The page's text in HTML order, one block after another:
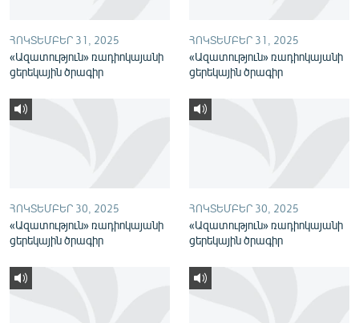
ՀԵՏԵՎԵՔ ՄԵԶ
ՀՈԿՏԵՄԲԵՐ 31, 2025
«Ազատություն» ռադիոկայանի
ցերեկային ծրագիր
ՀՈԿՏԵՄԲԵՐ 31, 2025
«Ազատություն» ռադիոկայանի
ցերեկային ծրագիր
ՀՈԿՏԵՄԲԵՐ 30, 2025
«Ազատություն» ռադիոկայանի
ցերեկային ծրագիր
ՀՈԿՏԵՄԲԵՐ 30, 2025
«Ազատություն» ռադիոկայանի
ցերեկային ծրագիր